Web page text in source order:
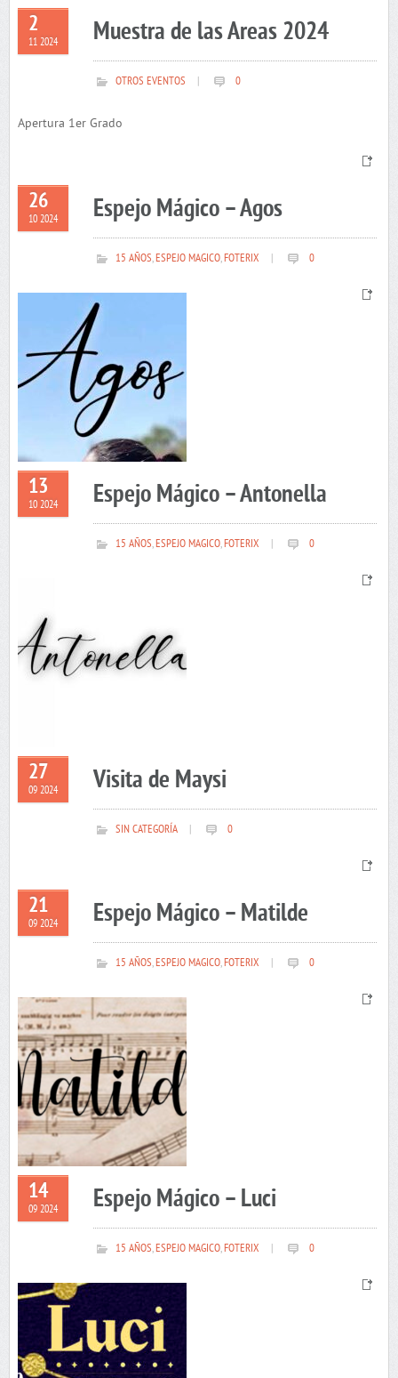
2
11 2024 Muestra de las Areas 2024
OTROS EVENTOS 0
Apertura 1er Grado
26
10 2024 Espejo Mágico – Agos
15 AÑOS,ESPEJO MAGICO,FOTERIX 0
13
10 2024 Espejo Mágico – Antonella
15 AÑOS,ESPEJO MAGICO,FOTERIX 0
27
09 2024 Visita de Maysi
SIN CATEGORÍA 0
21
09 2024 Espejo Mágico – Matilde
15 AÑOS,ESPEJO MAGICO,FOTERIX 0
14
09 2024 Espejo Mágico – Luci
15 AÑOS,ESPEJO MAGICO,FOTERIX 0